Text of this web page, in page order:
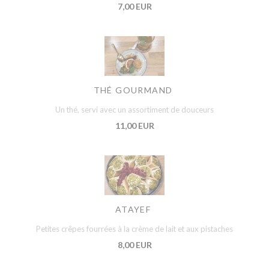
7,00 EUR
THÉ GOURMAND
Un thé, servi avec un assortiment de douceurs
11,00 EUR
ATAYEF
Petites crêpes fourrées à la crème de lait et aux pistaches
8,00 EUR